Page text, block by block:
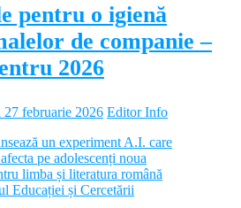
pentru o igienă
de companie –
2026
27 februarie 2026 Editor Info